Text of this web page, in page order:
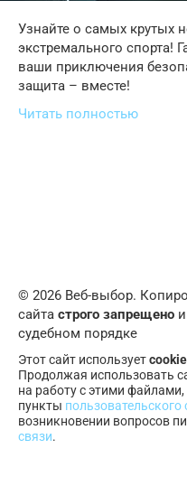
Узнайте о самых крутых
экстремального спорта!
ваши приключения
защита – вместе!
Читать полностью
© 2026 Веб-выбор.
сайта строго запрещено
судебном порядке
Этот сайт используетcookie
Продолжая использовать
на работу с этими
пункты пользовательского
возникновении вопросов
связи.